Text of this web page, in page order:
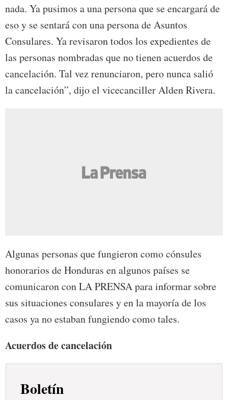
nada. Ya pusimos a una persona que se encargará de
eso y se sentará con una persona de Asuntos
Consulares. Ya revisaron todos los expedientes de
las personas nombradas que no tienen acuerdos de
cancelación. Tal vez renunciaron, pero nunca salió
la cancelación”, dijo el vicecanciller Alden Rivera.
Algunas personas que fungieron como cónsules
honorarios de Honduras en algunos países se
comunicaron con LA PRENSA para informar sobre
sus situaciones consulares y en la mayoría de los
casos ya no estaban fungiendo como tales.
Acuerdos de cancelación
Boletín